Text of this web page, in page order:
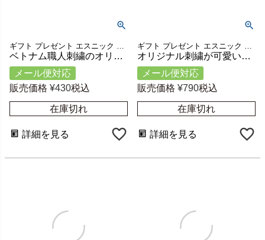
ベトナム職人刺繍のオリジナルテーブルナプキン Gio ha 約W46×D46cm [51309]
メール便対応
販売価格 ¥430税込
在庫切れ
詳細を見る
オリジナル刺繍が可愛いベトナム製バイカラーポーチ 約W16×D11cm [51308]
メール便対応
販売価格 ¥790税込
在庫切れ
詳細を見る